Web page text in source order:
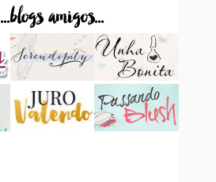
...blogs amigos...